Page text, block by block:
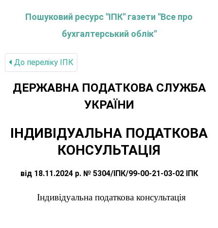
Пошуковий ресурс "ІПК" газети "Все про
бухгалтерський облік"
До переліку IПК
ДЕРЖАВНА ПОДАТКОВА СЛУЖБА
УКРАЇНИ
ІНДИВІДУАЛЬНА ПОДАТКОВА
КОНСУЛЬТАЦІЯ
від 18.11.2024 р. № 5304/ІПК/99-00-21-03-02 ІПК
Індивідуальна податкова консультація